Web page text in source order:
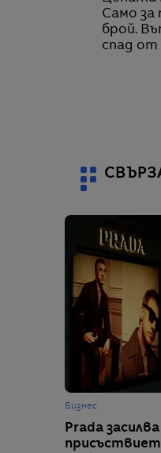
Само за
брой.
спад от
Бизнес
Prada засилва